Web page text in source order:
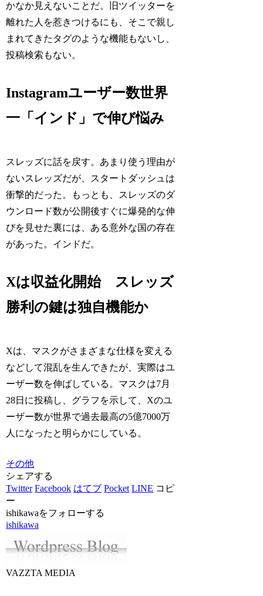
かなか見えないことだ。旧ツイッターを
離れた人を惹きつけるにも、そこで親し
まれてきたタグのような機能もないし、
投稿検索もない。
Instagramユーザー数世界
一「インド」で伸び悩み
スレッズに話を戻す。あまり使う理由が
ないスレッズだが、スタートダッシュは
衝撃的だった。もっとも、スレッズのダ
ウンロード数が公開後すぐに爆発的な伸
びを見せた裏には、ある意外な国の存在
があった。インドだ。
Xは収益化開始 スレッズ
勝利の鍵は独自機能か
Xは、マスクがさまざまな仕様を変える
などして混乱を生んできたが、実際はユ
ーザー数を伸ばしている。マスクは7月
28日に投稿し、グラフを示して、Xのユ
ーザー数が世界で過去最高の5億7000万
人になったと明らかにしている。
その他
シェアする
Twitter Facebook はてブ Pocket LINE コピ
ー
ishikawaをフォローする
ishikawa
VAZZTA MEDIA